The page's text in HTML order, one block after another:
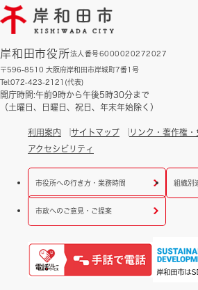
岸和田市役所法人番号6000020272027
〒596-8510 大阪府岸和田市岸城町7番1号
Tel:072-423-2121(代表)
開庁時間:午前9時から午後5時30分まで
（土曜日、日曜日、祝日、年末年始除く）
利用案内 サイトマップ リンク・著作権
アクセシビリティ
市役所への行き方・業務時間 組織別
市政へのご意見・ご提案